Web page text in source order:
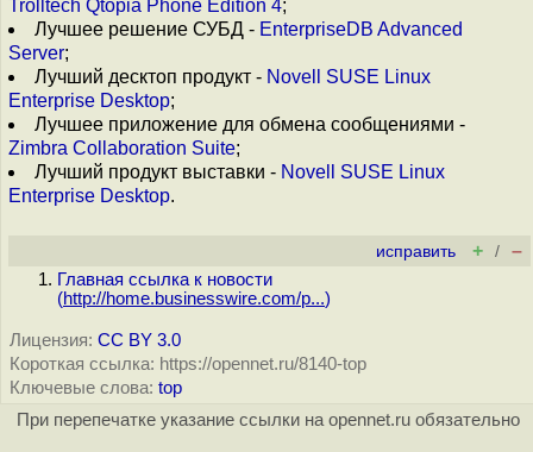
Trolltech Qtopia Phone Edition 4;
Лучшее решение СУБД - EnterpriseDB Advanced
Server;
Лучший десктоп продукт - Novell SUSE Linux
Enterprise Desktop;
Лучшее приложение для обмена сообщениями -
Zimbra Collaboration Suite;
Лучший продукт выставки - Novell SUSE Linux
Enterprise Desktop.
исправить + / –
Главная ссылка к новости
(http://home.businesswire.com/p...)
Лицензия: CC BY 3.0
Короткая ссылка: https://opennet.ru/8140-top
Ключевые слова: top
При перепечатке указание ссылки на opennet.ru обязательно